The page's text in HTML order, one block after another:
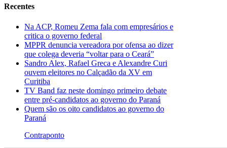
Recentes
Na ACP, Romeu Zema fala com empresários e
critica o governo federal
MPPR denuncia vereadora por ofensa ao dizer
que colega deveria “voltar para o Ceará”
Sandro Alex, Rafael Greca e Alexandre Curi
ouvem eleitores no Calçadão da XV em
Curitiba
TV Band faz neste domingo primeiro debate
entre pré-candidatos ao governo do Paraná
Quem são os oito candidatos ao governo do
Paraná
Contraponto